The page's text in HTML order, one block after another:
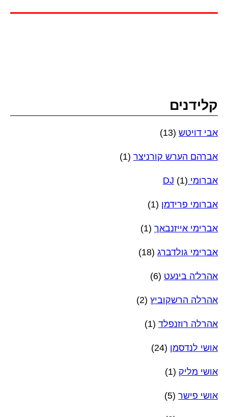
קלידנים
אבי דויטש (13)
אברהם הערש קורניצר (1)
אברומי DJ (1)
אברומי פרידמן (1)
אברימי אייזנבאך (1)
אברימי גולדברג (18)
אהרל'ה בינעט (6)
אהרלה הרשקוביץ (2)
אהרלה רוזנפלד (1)
אושי לנדסמן (24)
אושי מליק (1)
אושי פישר (5)